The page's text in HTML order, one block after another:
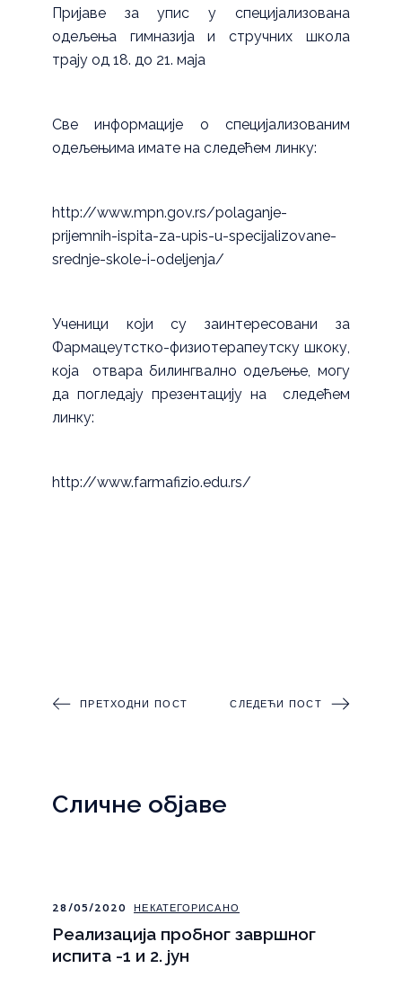
Пријаве за упис у специјализована
одељења гимназија и стручних школа
трају од 18. до 21. маја
Све информације о специјализованим
одељењима имате на следећем линку:
http://www.mpn.gov.rs/polaganje-
prijemnih-ispita-za-upis-u-specijalizovane-
srednje-skole-i-odeljenja/
Ученици који су заинтересовани за
Фармацеутстко-физиотерапеутску шкоку,
која отвара билингвално одељење, могу
да погледају презентацију на следећем
линку:
http://www.farmafizio.edu.rs/
ПРЕТХОДНИ ПОСТ СЛЕДЕЋИ ПОСТ
Сличне објаве
28/05/2020 НЕКАТЕГОРИСАНО
Реализација пробног завршног
испита -1 и 2. јун